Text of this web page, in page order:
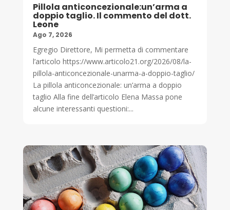
Pillola anticoncezionale:un’arma a
doppio taglio. Il commento del dott.
Leone
Ago 7, 2026
Egregio Direttore, Mi permetta di commentare
l’articolo https://www.articolo21.org/2026/08/la-
pillola-anticoncezionale-unarma-a-doppio-taglio/
La pillola anticoncezionale: un’arma a doppio
taglio Alla fine dell’articolo Elena Massa pone
alcune interessanti questioni:...